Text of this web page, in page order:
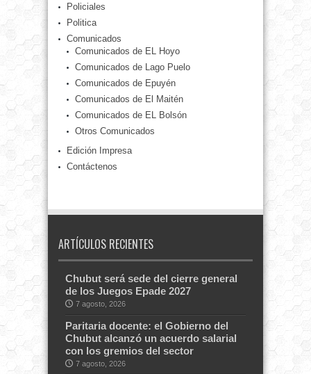
Policiales
Politica
Comunicados
Comunicados de EL Hoyo
Comunicados de Lago Puelo
Comunicados de Epuyén
Comunicados de El Maitén
Comunicados de EL Bolsón
Otros Comunicados
Edición Impresa
Contáctenos
ARTÍCULOS RECIENTES
Chubut será sede del cierre general
de los Juegos Epade 2027
7 agosto, 2026
Paritaria docente: el Gobierno del
Chubut alcanzó un acuerdo salarial
con los gremios del sector
7 agosto, 2026